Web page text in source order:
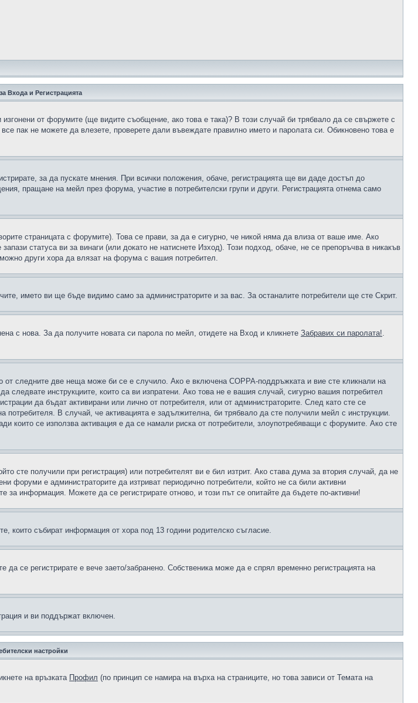
Входа и Регистрацията
от форумите (ще видите съобщение, ако това е така)? В този случай би трябвало да се свържете с
пак не можете да влезете, проверете дали въвеждате правилно името и паролата си. Обикновено това е
за да пускате мнения. При всички положения, обаче, регистрацията ще ви даде достъп до
пращане на мейл през форума, участие в потребителски групи и други. Регистрацията отнема само
страницата с форумите). Това се прави, за да е сигурно, че никой няма да влиза от ваше име. Ако
статуса ви за винаги (или докато не натиснете Изход). Този подход, обаче, не се препоръчва в никакъв
други хора да влязат на форума с вашия потребител.
името ви ще бъде видимо само за администраторите и за вас. За останалите потребители ще сте Скрит.
с нова. За да получите новата си парола по мейл, отидете на Вход и кликнете Забравих си паролата!.
следните две неща може би се е случило. Ако е включена COPPA-поддръжката и вие сте кликнали на
да следвате инструкциите, които са ви изпратени. Ако това не е вашия случай, сигурно вашия потребител
да бъдат активирани или лично от потребителя, или от администраторите. След като сте се
В случай, че активацията е задължителна, би трябвало да сте получили мейл с инструкции.
които се използва активация е да се намали риска от потребители, злоупотребяващи с форумите. Ако сте
сте получили при регистрация) или потребителят ви е бил изтрит. Ако става дума за втория случай, да не
е администраторите да изтриват периодично потребители, който не са били активни
информация. Можете да се регистрирате отново, и този път се опитайте да бъдете по-активни!
които събират информация от хора под 13 години родителско съгласие.
се регистрирате е вече заето/забранено. Собственика може да е спрял временно регистрацията на
и ви поддържат включен.
настройки
на връзката Профил (по принцип се намира на върха на страниците, но това зависи от Темата на